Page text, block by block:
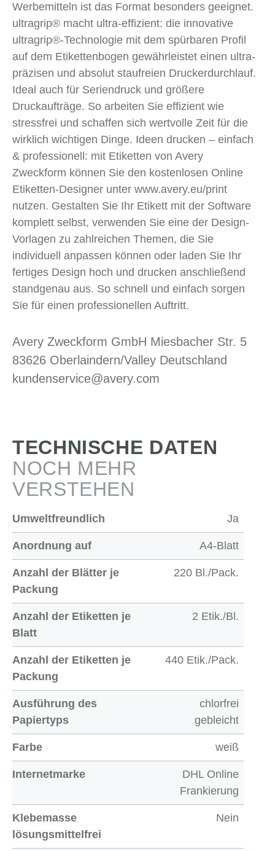
Werbemitteln ist das Format besonders geeignet.
ultragrip® macht ultra-effizient: die innovative
ultragrip®-Technologie mit dem spürbaren Profil
auf dem Etikettenbogen gewährleistet einen ultra-
präzisen und absolut staufreien Druckerdurchlauf.
Ideal auch für Seriendruck und größere
Druckaufträge. So arbeiten Sie effizient wie
stressfrei und schaffen sich wertvolle Zeit für die
wirklich wichtigen Dinge. Ideen drucken – einfach
& professionell: mit Etiketten von Avery
Zweckform können Sie den kostenlosen Online
Etiketten-Designer unter www.avery.eu/print
nutzen. Gestalten Sie Ihr Etikett mit der Software
komplett selbst, verwenden Sie eine der Design-
Vorlagen zu zahlreichen Themen, die Sie
individuell anpassen können oder laden Sie Ihr
fertiges Design hoch und drucken anschließend
standgenau aus. So schnell und einfach sorgen
Sie für einen professionellen Auftritt.
Avery Zweckform GmbH Miesbacher Str. 5
83626 Oberlaindern/Valley Deutschland
kundenservice@avery.com
TECHNISCHE DATEN
NOCH MEHR
VERSTEHEN
Umweltfreundlich Ja
Anordnung auf A4-Blatt
Anzahl der Blätter je
Packung
220 Bl./Pack.
Anzahl der Etiketten je
Blatt
2 Etik./Bl.
Anzahl der Etiketten je
Packung
440 Etik./Pack.
Ausführung des
Papiertyps
chlorfrei
gebleicht
Farbe weiß
Internetmarke
DHL Online
Frankierung
Klebemasse
lösungsmittelfrei
Nein